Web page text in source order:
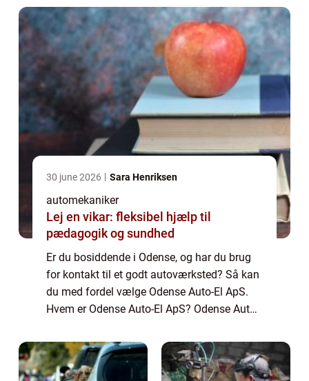
30 june 2026 Sara Henriksen
automekaniker
Lej en vikar: fleksibel hjælp til
pædagogik og sundhed
Er du bosiddende i Odense, og har du brug
for kontakt til et godt autoværksted? Så kan
du med fordel vælge Odense Auto-El ApS.
Hvem er Odense Auto-El ApS? Odense Auto-
Hos Odense Aut...